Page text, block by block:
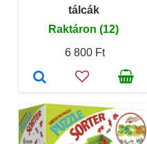
tálcák
Raktáron (12)
6 800 Ft